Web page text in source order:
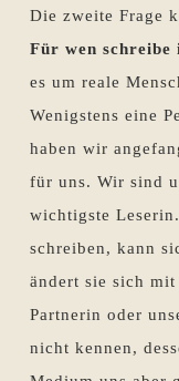
Die zweite Frage
Für wen schreibe
es um reale
Wenigstens eine
haben wir
für uns. Wir sind
wichtigste
schreiben, kann
ändert sie sich
Partnerin oder
nicht kennen,